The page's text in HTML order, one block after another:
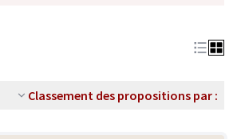
Classement des propositions par :